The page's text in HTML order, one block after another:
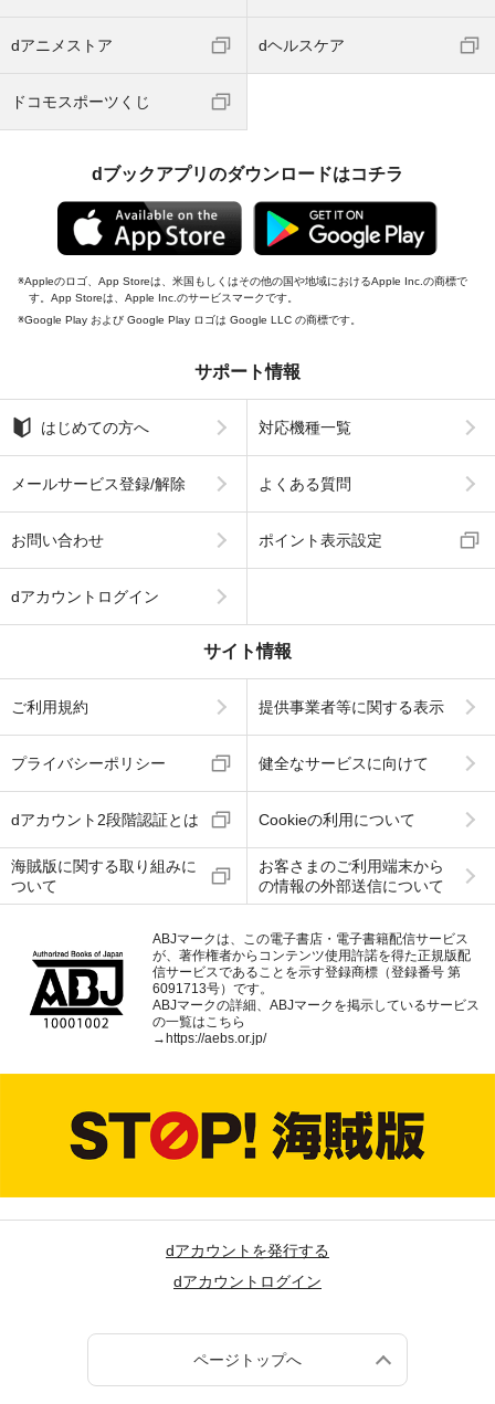
dアニメストア dヘルスケア
ドコモスポーツくじ
dブックアプリのダウンロードはコチラ
Appleのロゴ、App Storeは、米国もしくはその他の国や地域におけるApple Inc.の商標で
す。App Storeは、Apple Inc.のサービスマークです。
Google Play および Google Play ロゴは Google LLC の商標です。
サポート情報
はじめての方へ 対応機種一覧
メールサービス登録/解除 よくある質問
お問い合わせ ポイント表示設定
dアカウントログイン
サイト情報
ご利用規約 提供事業者等に関する表示
プライバシーポリシー 健全なサービスに向けて
dアカウント2段階認証とは Cookieの利用について
海賊版に関する取り組みに
ついて
お客さまのご利用端末から
の情報の外部送信について
ABJマークは、この電子書店・電子書籍配信サービス
が、著作権者からコンテンツ使用許諾を得た正規版配
信サービスであることを示す登録商標（登録番号 第
6091713号）です。
ABJマークの詳細、ABJマークを掲示しているサービス
の一覧はこちら
→ https://aebs.or.jp/
dアカウントを発行する
dアカウントログイン
ページトップへ